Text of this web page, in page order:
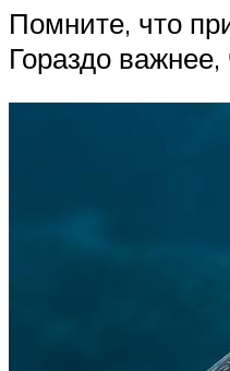
Помните, что
Гораздо